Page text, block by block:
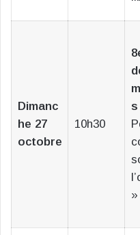
Dimanc
he 27
octobre
10h30
s
»